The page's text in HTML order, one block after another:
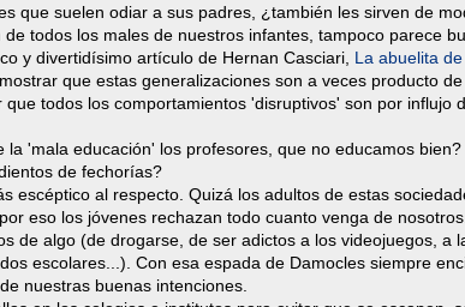
que suelen odiar a sus padres, ¿también les sirven de
todos los males de nuestros infantes, tampoco parece
y divertidísimo artículo de Hernan Casciari, La abuelita
que estas generalizaciones son a veces producto
todos los comportamientos 'disruptivos' son por influjo
la 'mala educación' los profesores, que no educamos
de fechorías?
escéptico al respecto. Quizá los adultos de estas
eso los jóvenes rechazan todo cuanto venga de
de algo (de drogarse, de ser adictos a los videojuegos, a
escolares...). Con esa espada de Damocles siempre
nuestras buenas intenciones.